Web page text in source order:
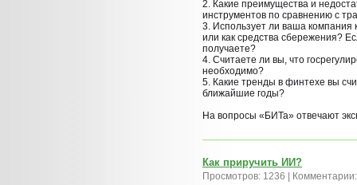
2. Какие преимущества и
инструментов по сравнению с
3. Использует ли ваша компания
или как средства сбережения?
получаете?
4. Считаете ли вы, что
необходимо?
5. Какие тренды в финтехе вы
ближайшие годы?
На вопросы «БИТа» отвечают
Как приручить ИИ?
Просмотров: 1236 |